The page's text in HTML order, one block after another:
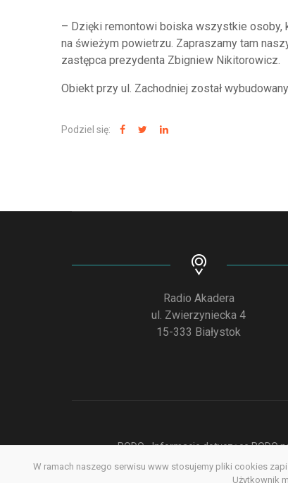
– Dzięki remontowi boiska wszystkie osoby,
na świeżym powietrzu. Zapraszamy tam
zastępca prezydenta Zbigniew Nikitorowicz.
Obiekt przy ul. Zachodniej został
Podziel się:
Radio Akadera
ul. Zwierzyniecka 4
15-333 Białystok
RODO - Informacje dotyczące RODO
W ramach naszego serwisu www stosujemy pliki cookies
Użytkownik